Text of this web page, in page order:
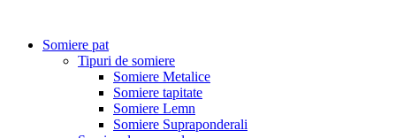
Somiere pat
Tipuri de somiere
Somiere Metalice
Somiere tapitate
Somiere Lemn
Somiere Supraponderali